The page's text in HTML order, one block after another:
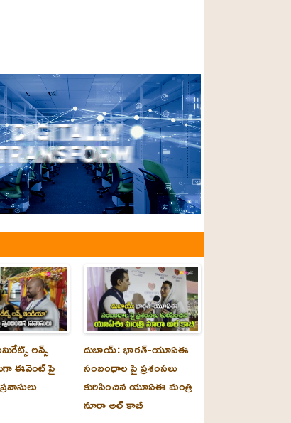
లవ్స్
ఈవెంట్ పై
దుబాయ్‌: భారత్-యూఏఈ
సంబంధాల పై ప్రశంసలు
కురిపించిన యూఏఈ మంత్రి
నూరా అల్‌ కాబీ